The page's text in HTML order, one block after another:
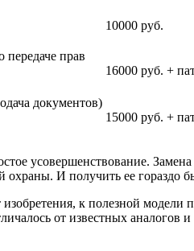
10000 руб.
передаче прав
16000 руб. +
документов)
15000 руб. +
усовершенствование.
И получить ее гораздо
к полезной модели
от известных